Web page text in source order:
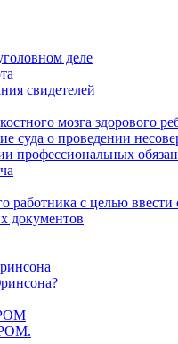
деле
свидетелей
мозга здорового
суда о проведении
профессиональных
работника с целью ввести
документов